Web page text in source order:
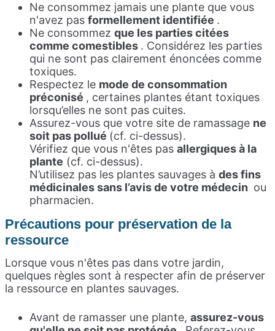
Ne consommez jamais une plante que vous
n'avez pas formellement identifiée .
Ne consommez que les parties citées
comme comestibles . Considérez les parties
qui ne sont pas clairement énoncées comme
toxiques.
Respectez le mode de consommation
préconisé , certaines plantes étant toxiques
lorsqu’elles ne sont pas cuites.
Assurez-vous que votre site de ramassage ne
soit pas pollué (cf. ci-dessus).
Vérifiez que vous n'êtes pas allergiques à la
plante (cf. ci-dessus).
N’utilisez pas les plantes sauvages à des fins
médicinales sans l’avis de votre médecin ou
pharmacien.
Précautions pour préservation de la
ressource
Lorsque vous n'êtes pas dans votre jardin,
quelques règles sont à respecter afin de préserver
la ressource en plantes sauvages.
Avant de ramasser une plante, assurez-vous